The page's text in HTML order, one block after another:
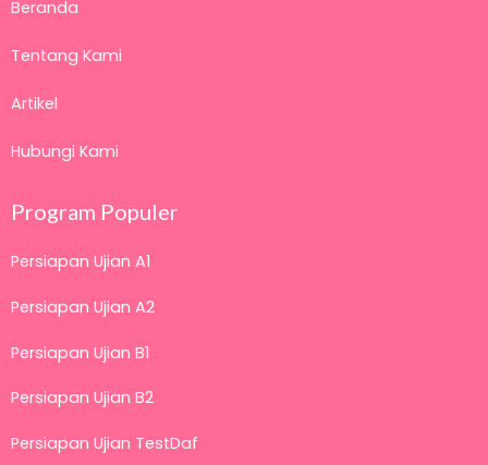
Beranda
Tentang Kami
Artikel
Hubungi Kami
Program Populer
Persiapan Ujian A1
Persiapan Ujian A2
Persiapan Ujian B1
Persiapan Ujian B2
Persiapan Ujian TestDaf